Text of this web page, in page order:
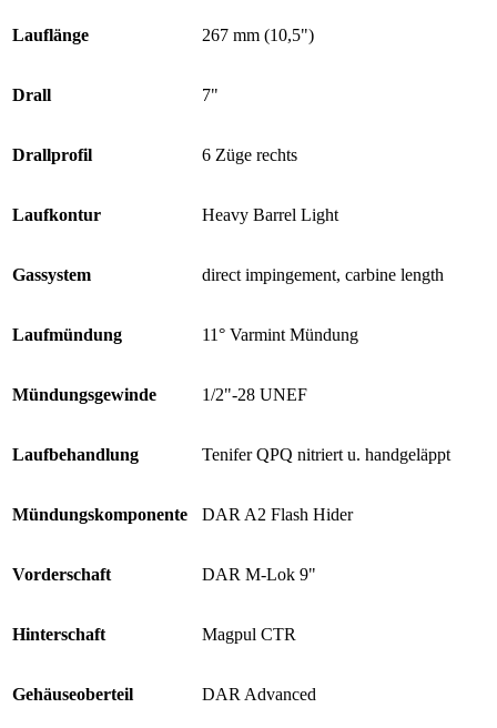
Lauflänge 267 mm (10,5")
Drall 7"
Drallprofil 6 Züge rechts
Laufkontur Heavy Barrel Light
Gassystem direct impingement, carbine length
Laufmündung 11° Varmint Mündung
Mündungsgewinde 1/2"-28 UNEF
Laufbehandlung Tenifer QPQ nitriert u. handgeläppt
Mündungskomponente DAR A2 Flash Hider
Vorderschaft DAR M-Lok 9"
Hinterschaft Magpul CTR
Gehäuseoberteil DAR Advanced